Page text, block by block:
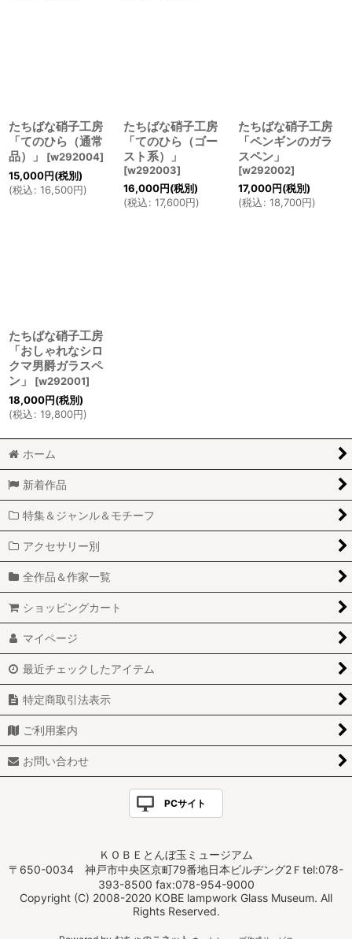
たちばな硝子工房
「てのひら（通常
品）」
[w292004]
15,000円(税別)
(税込: 16,500円)
たちばな硝子工房
「てのひら（ゴー
スト系）」
[w292003]
16,000円(税別)
(税込: 17,600円)
たちばな硝子工房
「ペンギンのガラ
スペン」
[w292002]
17,000円(税別)
(税込: 18,700円)
たちばな硝子工房
「おしゃれなシロ
クマ男爵ガラスペ
ン」
[w292001]
18,000円(税別)
(税込: 19,800円)
ホーム
新着作品
特集＆ジャンル＆モチーフ
アクセサリー別
全作品＆作家一覧
ショッピングカート
マイページ
最近チェックしたアイテム
特定商取引法表示
ご利用案内
お問い合わせ
PCサイト
ＫＯＢＥとんぼ玉ミュージアム
〒650-0034 神戸市中央区京町79番地日本ビルヂング2Ｆtel:078-
393-8500 fax:078-954-9000
Copyright (C) 2008-2020 KOBE lampwork Glass Museum. All
Rights Reserved.